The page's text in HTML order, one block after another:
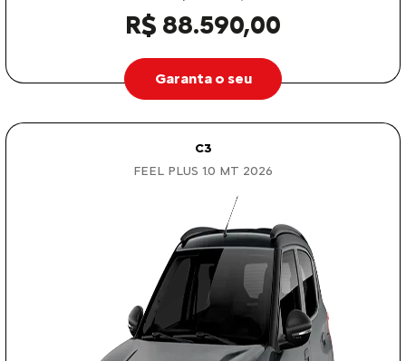
R$ 88.590,00
Garanta o seu
C3
FEEL PLUS 1.0 MT 2026